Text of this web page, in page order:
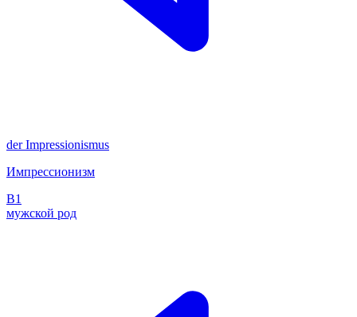
derImpressionismus
Импрессионизм
B1
мужской род